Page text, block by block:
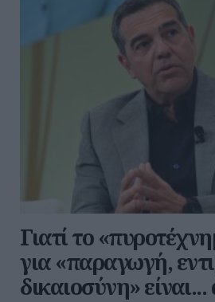
Γιατί το
για «παραγωγή,
δικαιοσύνη»